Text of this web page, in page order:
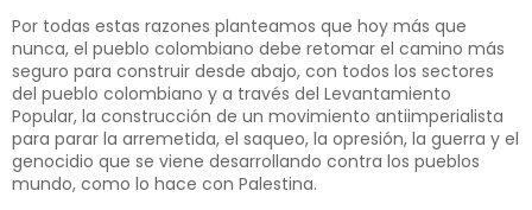
Por todas estas razones planteamos que hoy más que
nunca, el pueblo colombiano debe retomar el camino más
seguro para construir desde abajo, con todos los sectores
del pueblo colombiano y a través del Levantamiento
Popular, la construcción de un movimiento antiimperialista
para parar la arremetida, el saqueo, la opresión, la guerra y el
genocidio que se viene desarrollando contra los pueblos
mundo, como lo hace con Palestina.